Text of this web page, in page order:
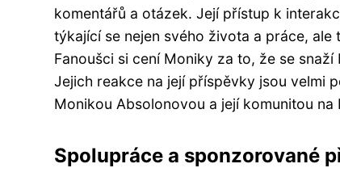
komentářů a otázek. Její přístup k
týkající se nejen svého života a práce,
Fanoušci si cení Moniky za to, že se
Jejich reakce na její příspěvky jsou velmi
Monikou Absolonovou a její komunitou na
Spolupráce a sponzorované